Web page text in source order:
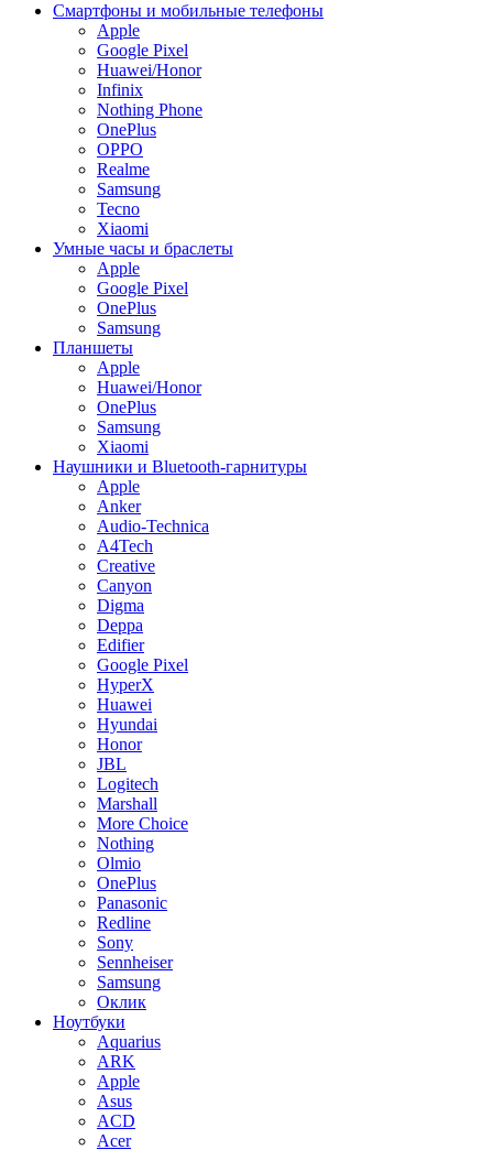
Смартфоны и мобильные телефоны
Apple
Google Pixel
Huawei/Honor
Infinix
Nothing Phone
OnePlus
OPPO
Realme
Samsung
Tecno
Xiaomi
Умные часы и браслеты
Apple
Google Pixel
OnePlus
Samsung
Планшеты
Apple
Huawei/Honor
OnePlus
Samsung
Xiaomi
Наушники и Bluetooth-гарнитуры
Apple
Anker
Audio-Technica
A4Tech
Creative
Canyon
Digma
Deppa
Edifier
Google Pixel
HyperX
Huawei
Hyundai
Honor
JBL
Logitech
Marshall
More Choice
Nothing
Olmio
OnePlus
Panasonic
Redline
Sony
Sennheiser
Samsung
Оклик
Ноутбуки
Aquarius
ARK
Apple
Asus
ACD
Acer